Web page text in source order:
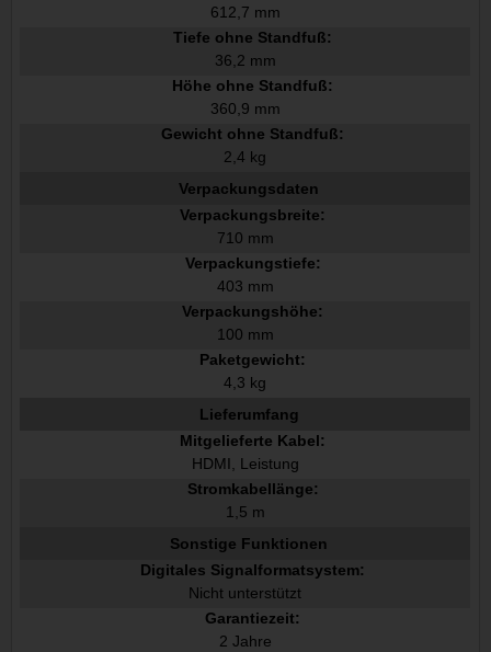
612,7 mm
Tiefe ohne Standfuß:
36,2 mm
Höhe ohne Standfuß:
360,9 mm
Gewicht ohne Standfuß:
2,4 kg
Verpackungsdaten
Verpackungsbreite:
710 mm
Verpackungstiefe:
403 mm
Verpackungshöhe:
100 mm
Paketgewicht:
4,3 kg
Lieferumfang
Mitgelieferte Kabel:
HDMI, Leistung
Stromkabellänge:
1,5 m
Sonstige Funktionen
Digitales Signalformatsystem:
Nicht unterstützt
Garantiezeit:
2 Jahre